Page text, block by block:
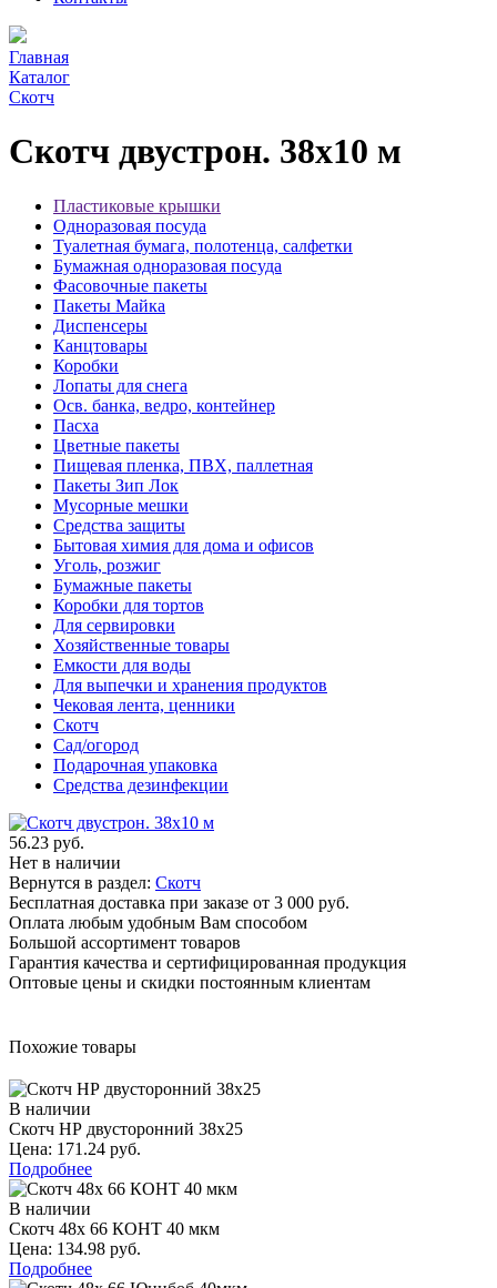
Главная
Каталог
Скотч
Скотч двустрон. 38х10 м
Пластиковые крышки
Одноразовая посуда
Туалетная бумага, полотенца, салфетки
Бумажная одноразовая посуда
Фасовочные пакеты
Пакеты Майка
Диспенсеры
Канцтовары
Коробки
Лопаты для снега
Осв. банка, ведро, контейнер
Пасха
Цветные пакеты
Пищевая пленка, ПВХ, паллетная
Пакеты Зип Лок
Мусорные мешки
Средства защиты
Бытовая химия для дома и офисов
Уголь, розжиг
Бумажные пакеты
Коробки для тортов
Для сервировки
Хозяйственные товары
Емкости для воды
Для выпечки и хранения продуктов
Чековая лента, ценники
Скотч
Сад/огород
Подарочная упаковка
Средства дезинфекции
56.23 руб.
Нет в наличии
Вернутся в раздел: Скотч
Бесплатная доставка при заказе от 3 000 руб.
Оплата любым удобным Вам способом
Большой ассортимент товаров
Гарантия качества и сертифицированная продукция
Оптовые цены и скидки постоянным клиентам
Похожие товары
В наличии
Скотч НР двусторонний 38х25
Цена: 171.24 руб.
Подробнее
В наличии
Скотч 48х 66 КОНТ 40 мкм
Цена: 134.98 руб.
Подробнее